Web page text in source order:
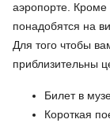
аэропорте.
понадобятся на
Для того чтобы
приблизительны
Билет в
Короткая